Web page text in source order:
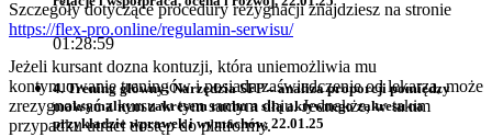
Szczegóły dotyczące procedury rezygnacji znajdziesz na stronie
https://flex-pro.online/regulamin-serwisu/
Jeżeli kursant dozna kontuzji, która uniemożliwia mu
kontynuowanie treningów i posiada zaświadczenie od lekarza, może
zrezygnować z kursu w tym samym dniu. Jednakże, w takim
przypadku utraci dostęp do platformy.
01:28:59
4. Trening główny: Narzędzia SFP – analiza proporcji pomiędzy
maksymalnym zakresem ruchu a siłą aktywnego zakresu na
przykładzie wprawek i wymachów, 22.01.25